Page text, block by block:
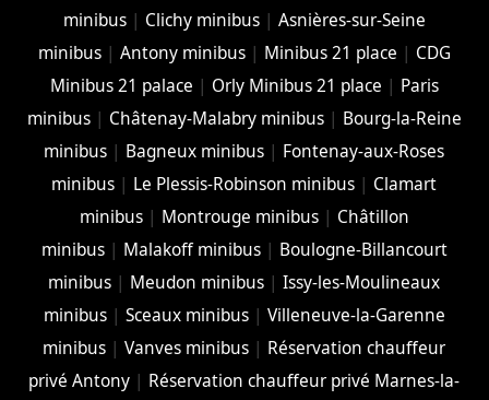
minibus| Clichy minibus| Asnières-sur-Seine
minibus| Antony minibus| Minibus 21 place | CDG
Minibus 21 palace | Orly Minibus 21 place | Paris
minibus| Châtenay-Malabry minibus| Bourg-la-Reine
minibus | Bagneux minibus | Fontenay-aux-Roses
minibus | Le Plessis-Robinson minibus | Clamart
minibus| Montrouge minibus| Châtillon
minibus| Malakoff minibus| Boulogne-Billancourt
minibus | Meudon minibus |Issy-les-Moulineaux
minibus| Sceaux minibus| Villeneuve-la-Garenne
minibus |Vanves minibus | Réservation chauffeur
privé Antony | Réservation chauffeur privé Marnes-la-